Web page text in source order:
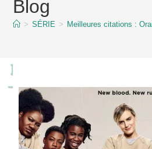
contentBlog
> SÉRIE > Meilleures citations :